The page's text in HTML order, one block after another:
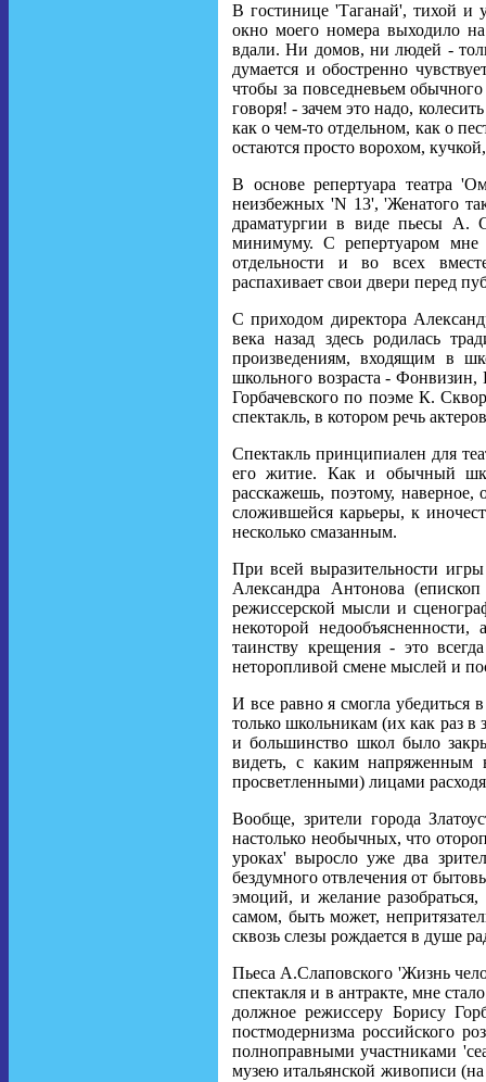
В гостинице 'Таганай', тихой и
окно моего номера выходило
вдали. Ни домов, ни людей -
думается и обостренно
чтобы за повседневьем
говоря! - зачем это надо,
как о чем-то отдельном, как о
остаются просто ворохом,
В основе репертуара театра
неизбежных 'N 13', 'Женатого
драматургии в виде пьесы А.
минимуму. С репертуаром
отдельности и во всех
распахивает свои двери перед
С приходом директора
века назад здесь родилась
произведениям, входящим в
школьного возраста -
Горбачевского по поэме К.
спектакль, в котором речь
Спектакль принципиален для
его житие. Как и обычный
расскажешь, поэтому,
сложившейся карьеры, к
несколько смазанным.
При всей выразительности
Александра Антонова
режиссерской мысли и
некоторой
таинству крещения - это
неторопливой смене мыслей и
И все равно я смогла
только школьникам (их как раз в
и большинство школ было
видеть, с каким напряженным
просветленными) лицами
Вообще, зрители города
настолько необычных, что
уроках' выросло уже два
бездумного отвлечения от
эмоций, и желание
самом, быть может,
сквозь слезы рождается в душе
Пьеса А.Слаповского 'Жизнь
спектакля и в антракте, мне
должное режиссеру Борису
постмодернизма российского
полноправными участниками
музею итальянской живописи